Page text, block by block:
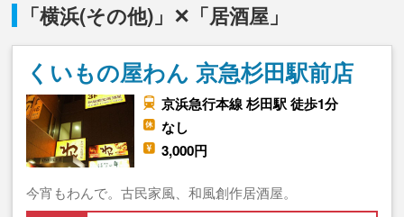
「横浜(その他)」✕「居酒屋」
くいもの屋わん 京急杉田駅前店
京浜急行本線 杉田駅 徒歩1分
なし
3,000円
今宵もわんで。古民家風、和風創作居酒屋。